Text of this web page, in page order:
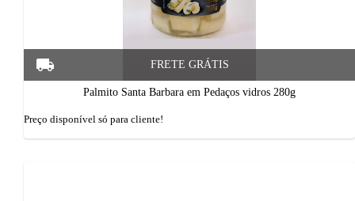
Palmito Santa Barbara em Pedaços vidros 280g
Preço disponí­vel só para cliente!